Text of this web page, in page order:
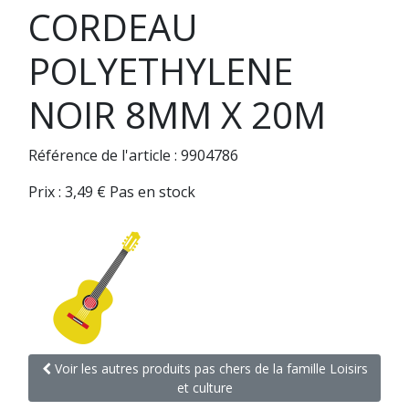
CORDEAU
POLYETHYLENE
NOIR 8MM X 20M
Référence de l'article : 9904786
Prix : 3,49 € Pas en stock
Voir les autres produits pas chers de la famille Loisirs
et culture